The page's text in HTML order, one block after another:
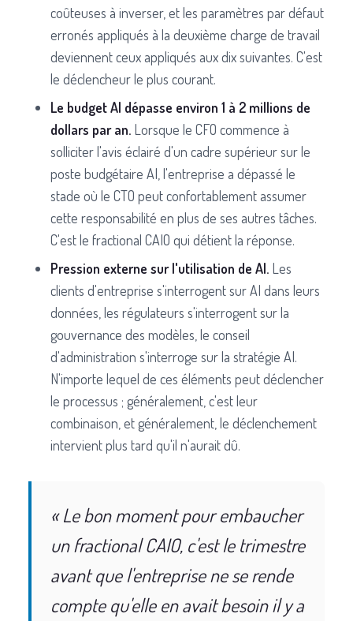
coûteuses à inverser, et les paramètres par défaut
erronés appliqués à la deuxième charge de travail
deviennent ceux appliqués aux dix suivantes. C'est
le déclencheur le plus courant.
Le budget AI dépasse environ 1 à 2 millions de
dollars par an. Lorsque le CFO commence à
solliciter l'avis éclairé d'un cadre supérieur sur le
poste budgétaire AI, l'entreprise a dépassé le
stade où le CTO peut confortablement assumer
cette responsabilité en plus de ses autres tâches.
C'est le fractional CAIO qui détient la réponse.
Pression externe sur l'utilisation de AI. Les
clients d'entreprise s'interrogent sur AI dans leurs
données, les régulateurs s'interrogent sur la
gouvernance des modèles, le conseil
d'administration s'interroge sur la stratégie AI.
N'importe lequel de ces éléments peut déclencher
le processus ; généralement, c'est leur
combinaison, et généralement, le déclenchement
intervient plus tard qu'il n'aurait dû.
« Le bon moment pour embaucher
un fractional CAIO, c'est le trimestre
avant que l'entreprise ne se rende
compte qu'elle en avait besoin il y a